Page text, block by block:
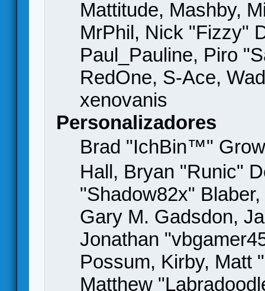
Mattitude, Mashby,
MrPhil, Nick "Fizzy"
Paul_Pauline, Piro
RedOne, S-Ace,
xenovanis
Personalizadores
Brad "IchBin™"
Hall, Bryan "Runic"
"Shadow82x"
Gary M. Gadsdon,
Jonathan
Possum, Kirby, Matt
Matthew